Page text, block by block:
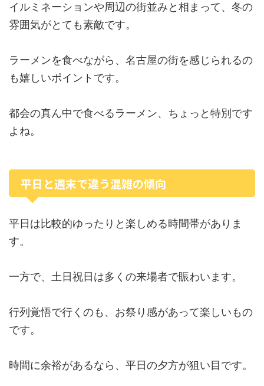
イルミネーションや周辺の街並みと相まって、冬の
雰囲気がとても素敵です。
ラーメンを食べながら、名古屋の街を感じられるの
も嬉しいポイントです。
都会の真ん中で食べるラーメン、ちょっと特別です
よね。
平日と週末で違う混雑の傾向
平日は比較的ゆったりと楽しめる時間帯がありま
す。
一方で、土日祝日は多くの来場者で賑わいます。
行列覚悟で行くのも、お祭り感があって楽しいもの
です。
時間に余裕があるなら、平日の夕方が狙い目です。